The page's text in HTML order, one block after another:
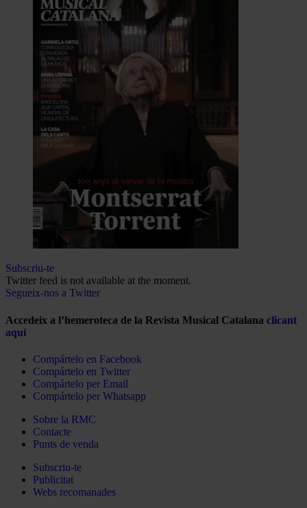
Subscriu-te
Twitter feed is not available at the moment.
Segueix-nos a Twitter
Accedeix a l’hemeroteca de la Revista Musical Catalana clicant
aquí
Compártelo en Facebook
Compártelo en Twitter
Compártelo per Email
Compártelo per Whatsapp
Sobre la RMC
Contacte
Punts de venda
Subscriu-te
Publicitat
Webs recomanades